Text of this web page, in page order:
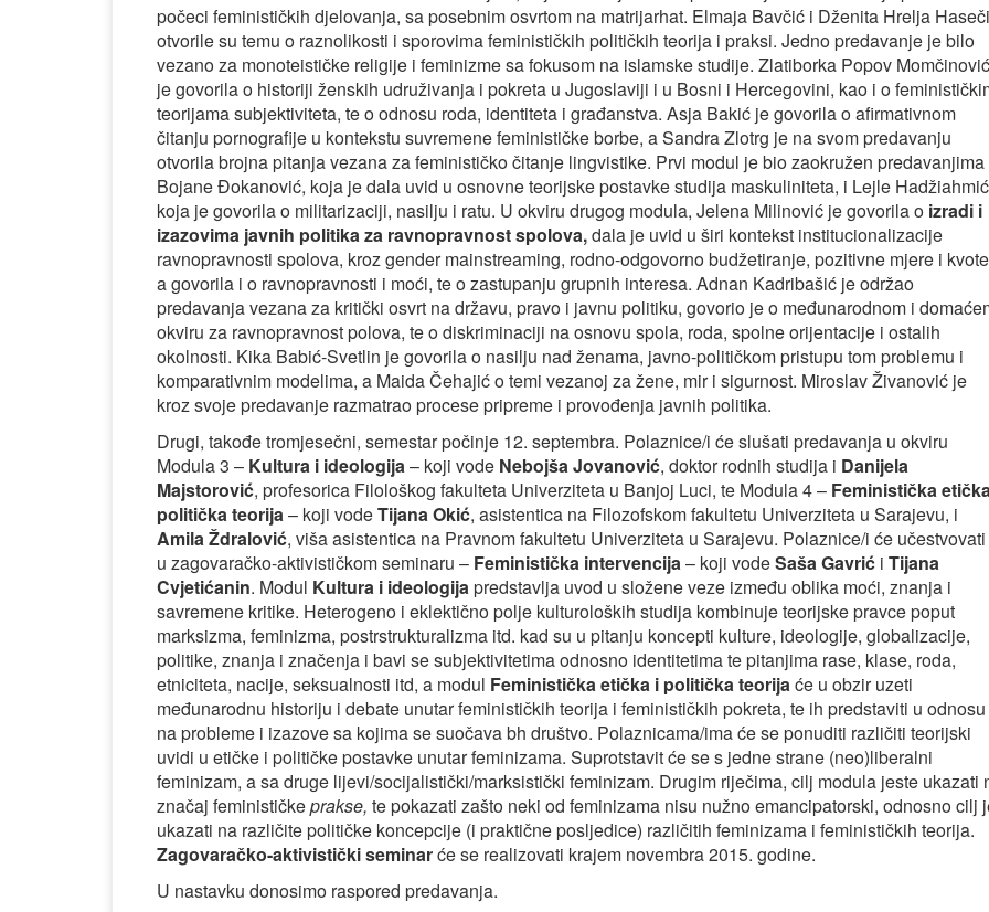
počeci feminističkih djelovanja, sa posebnim osvrtom na matrijarhat. Elmaja Bavčić i Dženita Hrelja
otvorile su temu o raznolikosti i sporovima feminističkih političkih teorija i praksi. Jedno predavanje je bilo
vezano za monoteističke religije i feminizme sa fokusom na islamske studije. Zlatiborka Popov Momčinović
je govorila o historiji ženskih udruživanja i pokreta u Jugoslaviji i u Bosni i Hercegovini, kao i o
teorijama subjektiviteta, te o odnosu roda, identiteta i građanstva. Asja Bakić je govorila o afirmativnom
čitanju pornografije u kontekstu suvremene feminističke borbe, a Sandra Zlotrg je na svom predavanju
otvorila brojna pitanja vezana za feminističko čitanje lingvistike. Prvi modul je bio zaokružen predavanjima
Bojane Đokanović, koja je dala uvid u osnovne teorijske postavke studija maskuliniteta, i Lejle
koja je govorila o militarizaciji, nasilju i ratu. U okviru drugog modula, Jelena Milinović je govorila o izradi i
izazovima javnih politika za ravnopravnost spolova,dala je uvid u širi kontekst institucionalizacije
ravnopravnosti spolova, kroz gender mainstreaming, rodno-odgovorno budžetiranje, pozitivne mjere i
a govorila i o ravnopravnosti i moći, te o zastupanju grupnih interesa. Adnan Kadribašić je održao
predavanja vezana za kritički osvrt na državu, pravo i javnu politiku, govorio je o međunarodnom i
okviru za ravnopravnost polova, te o diskriminaciji na osnovu spola, roda, spolne orijentacije i ostalih
okolnosti. Kika Babić-Svetlin je govorila o nasilju nad ženama, javno-političkom pristupu tom problemu i
komparativnim modelima, a Maida Čehajić o temi vezanoj za žene, mir i sigurnost. Miroslav Živanović je
kroz svoje predavanje razmatrao procese pripreme i provođenja javnih politika.
Drugi, takođe tromjesečni, semestar počinje 12. septembra. Polaznice/i će slušati predavanja u okviru
Modula 3 – Kultura i ideologija– koji vode Nebojša Jovanović, doktor rodnih studija i Danijela
Majstorović, profesorica Filološkog fakulteta Univerziteta u Banjoj Luci, te Modula 4 – Feministička
politička teorija– koji vodeTijana Okić, asistentica na Filozofskom fakultetu Univerziteta u Sarajevu, i
Amila Ždralović, viša asistentica na Pravnom fakultetu Univerziteta u Sarajevu. Polaznice/i će učestvovati
u zagovaračko-aktivističkom seminaru – Feministička intervencija– koji vodeSaša Gavrić i Tijana
Cvjetićanin. Modul Kultura i ideologijapredstavlja uvod u složene veze između oblika moći, znanja i
savremene kritike. Heterogeno i eklektično polje kulturoloških studija kombinuje teorijske pravce poput
marksizma, feminizma, postrstrukturalizma itd. kad su u pitanju koncepti kulture, ideologije, globalizacije,
politike, znanja i značenja i bavi se subjektivitetima odnosno identitetima te pitanjima rase, klase, roda,
etniciteta, nacije, seksualnosti itd, a modul Feministička etička i politička teorijaće u obzir uzeti
međunarodnu historiju i debate unutar feminističkih teorija i feminističkih pokreta, te ih predstaviti u odnosu
na probleme i izazove sa kojima se suočava bh društvo. Polaznicama/ima će se ponuditi različiti teorijski
uvidi u etičke i političke postavke unutar feminizama. Suprotstavit će se s jedne strane (neo)liberalni
feminizam, a sa druge lijevi/socijalistički/marksistički feminizam. Drugim riječima, cilj modula jeste ukazati
značaj feminističkeprakse, te pokazati zašto neki od feminizama nisu nužno emancipatorski, odnosno cilj
ukazati na različite političke koncepcije (i praktične posljedice) različitih feminizama i feminističkih teorija.
Zagovaračko-aktivistički seminarće se realizovati krajem novembra 2015. godine.
U nastavku donosimo raspored predavanja.